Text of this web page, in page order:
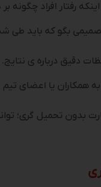
رفتار افراد چگونه
بگو که باید طی
دقیق درباره­ ی
به همکاران یا اعضای
بدون تحمیل گری؛